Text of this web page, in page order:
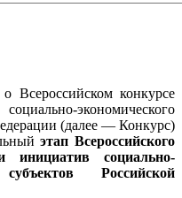
Всероссийском конкурсе
экономического
(далее — Конкурс)
этап Всероссийского
социально-
Российской